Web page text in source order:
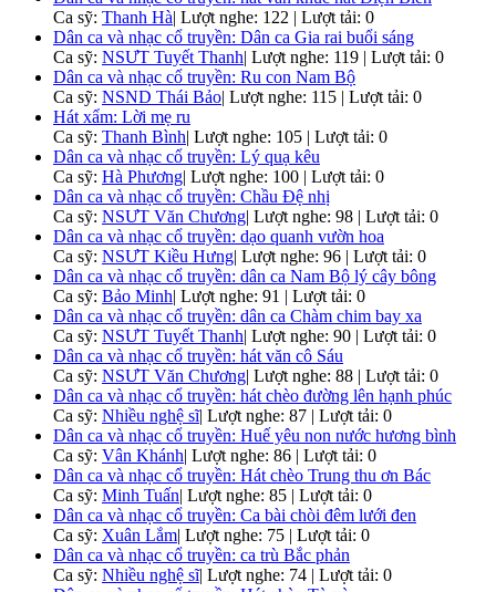
Ca sỹ: Thanh Hà| Lượt nghe: 122 | Lượt tải: 0
Dân ca và nhạc cổ truyền: Dân ca Gia rai buổi sáng
Ca sỹ: NSƯT Tuyết Thanh| Lượt nghe: 119 | Lượt tải: 0
Dân ca và nhạc cổ truyền: Ru con Nam Bộ
Ca sỹ: NSND Thái Bảo| Lượt nghe: 115 | Lượt tải: 0
Hát xẩm: Lời mẹ ru
Ca sỹ: Thanh Bình| Lượt nghe: 105 | Lượt tải: 0
Dân ca và nhạc cổ truyền: Lý quạ kêu
Ca sỹ: Hà Phương| Lượt nghe: 100 | Lượt tải: 0
Dân ca và nhạc cổ truyền: Chầu Đệ nhị
Ca sỹ: NSƯT Văn Chương| Lượt nghe: 98 | Lượt tải: 0
Dân ca và nhạc cổ truyền: dạo quanh vườn hoa
Ca sỹ: NSƯT Kiều Hưng| Lượt nghe: 96 | Lượt tải: 0
Dân ca và nhạc cổ truyền: dân ca Nam Bộ lý cây bông
Ca sỹ: Bảo Minh| Lượt nghe: 91 | Lượt tải: 0
Dân ca và nhạc cổ truyền: dân ca Chàm chim bay xa
Ca sỹ: NSƯT Tuyết Thanh| Lượt nghe: 90 | Lượt tải: 0
Dân ca và nhạc cổ truyền: hát văn cô Sáu
Ca sỹ: NSƯT Văn Chương| Lượt nghe: 88 | Lượt tải: 0
Dân ca và nhạc cổ truyền: hát chèo đường lên hạnh phúc
Ca sỹ: Nhiều nghệ sĩ| Lượt nghe: 87 | Lượt tải: 0
Dân ca và nhạc cổ truyền: Huế yêu non nước hương bình
Ca sỹ: Vân Khánh| Lượt nghe: 86 | Lượt tải: 0
Dân ca và nhạc cổ truyền: Hát chèo Trung thu ơn Bác
Ca sỹ: Minh Tuấn| Lượt nghe: 85 | Lượt tải: 0
Dân ca và nhạc cổ truyền: Ca bài chòi đêm lưới đen
Ca sỹ: Xuân Lắm| Lượt nghe: 75 | Lượt tải: 0
Dân ca và nhạc cổ truyền: ca trù Bắc phản
Ca sỹ: Nhiều nghệ sĩ| Lượt nghe: 74 | Lượt tải: 0